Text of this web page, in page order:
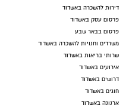
דירות להשכרה באשדוד
פרסום עסק באשדוד
פרסום בבאר שבע
משרדים וחנויות להשכרה באשדוד
שרותי בריאות באשדוד
אירועים באשדוד
דרושים באשדוד
חוגים באשדוד
ארנונה באשדוד